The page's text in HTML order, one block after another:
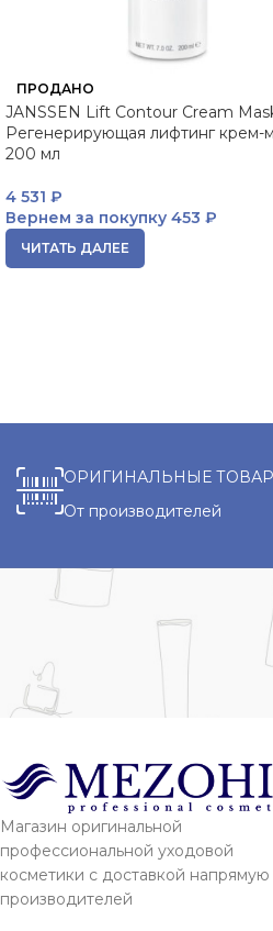
ПРОДАНО
JANSSEN Lift Contour Cream
Регенерирующая лифтинг крем-
200 мл
4 531 ₽
Вернем за покупку 453 ₽
ЧИТАТЬ ДАЛЕЕ
ОРИГИНАЛЬНЫЕ
От производителей
Магазин оригинальной
профессиональной уходовой
косметики с доставкой напрямую
производителей